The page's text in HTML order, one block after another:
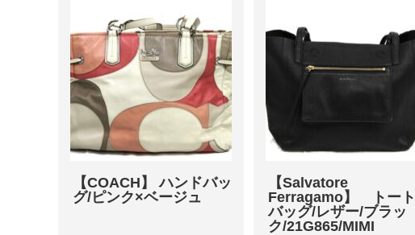
【COACH】 ハンドバッ
グ/ピンク×ベージュ
【Salvatore
Ferragamo】 トート
バッグ/レザー/ブラッ
ク/21G865/MIMI